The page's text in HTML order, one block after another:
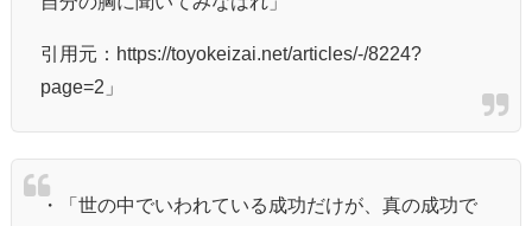
引用元：https://toyokeizai.net/articles/-/8224?
page=2」
・「世の中でいわれている成功だけが、真の成功で